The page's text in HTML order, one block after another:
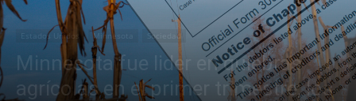
Estados Unidos Minnesota Sociedad
Minnesota fue lider en quiebras
agrícolas en el primer trimestre; los